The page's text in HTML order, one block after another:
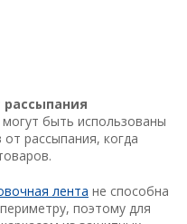
быть использованы
рассыпания, когда
лента не способна
поэтому для